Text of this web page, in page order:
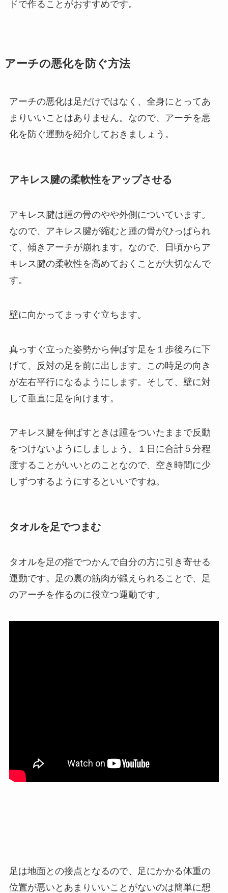
ドで作ることがおすすめです。
アーチの悪化を防ぐ方法
アーチの悪化は足だけではなく、全身にとってあ
まりいいことはありません。なので、アーチを悪
化を防ぐ運動を紹介しておきましょう。
アキレス腱の柔軟性をアップさせる
アキレス腱は踵の骨のやや外側についています。
なので、アキレス腱が縮むと踵の骨がひっぱられ
て、傾きアーチが崩れます。なので、日頃からア
キレス腱の柔軟性を高めておくことが大切なんで
す。
壁に向かってまっすぐ立ちます。
真っすぐ立った姿勢から伸ばす足を１歩後ろに下
げて、反対の足を前に出します。この時足の向き
が左右平行になるようにします。そして、壁に対
して垂直に足を向けます。
アキレス腱を伸ばすときは踵をついたままで反動
をつけないようにしましょう。１日に合計５分程
度することがいいとのことなので、空き時間に少
しずつするようにするといいですね。
タオルを足でつまむ
タオルを足の指でつかんで自分の方に引き寄せる
運動です。足の裏の筋肉が鍛えられることで、足
のアーチを作るのに役立つ運動です。
足は地面との接点となるので、足にかかる体重の
位置が悪いとあまりいいことがないのは簡単に想